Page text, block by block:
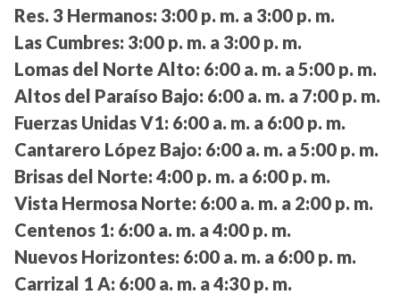
Res. 3 Hermanos: 3:00 p. m. a 3:00 p. m.
Las Cumbres: 3:00 p. m. a 3:00 p. m.
Lomas del Norte Alto: 6:00 a. m. a 5:00 p. m.
Altos del Paraíso Bajo: 6:00 a. m. a 7:00 p. m.
Fuerzas Unidas V1: 6:00 a. m. a 6:00 p. m.
Cantarero López Bajo: 6:00 a. m. a 5:00 p. m.
Brisas del Norte: 4:00 p. m. a 6:00 p. m.
Vista Hermosa Norte: 6:00 a. m. a 2:00 p. m.
Centenos 1: 6:00 a. m. a 4:00 p. m.
Nuevos Horizontes: 6:00 a. m. a 6:00 p. m.
Carrizal 1 A: 6:00 a. m. a 4:30 p. m.